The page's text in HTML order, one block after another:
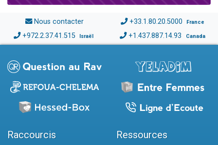
Nous contacter +33.1.80.20.5000 France
+972.2.37.41.515 Israël +1.437.887.14.93 Canada
Raccourcis Ressources